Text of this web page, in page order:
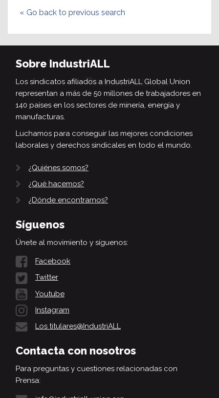
« Go back to previous search
Sobre IndustriALL
Los sindicatos afiliados a IndustriALL Global Union
representan a más de 50 millones de trabajadores en
140 países en los sectores de minería, energía y
manufacturas.
Luchamos para conseguir las mejores condiciones
laborales y derechos sindicales en todo el mundo.
¿Quiénes somos?
¿Qué hacemos?
¿Dónde encontrarnos?
Síguenos
Únete al movimiento y síguenos:
Facebook
Twitter
Youtube
Instagram
Los titulares@IndustriALL
Contacta con nosotros
Para preguntas y cuestiones relacionadas con
Prensa: